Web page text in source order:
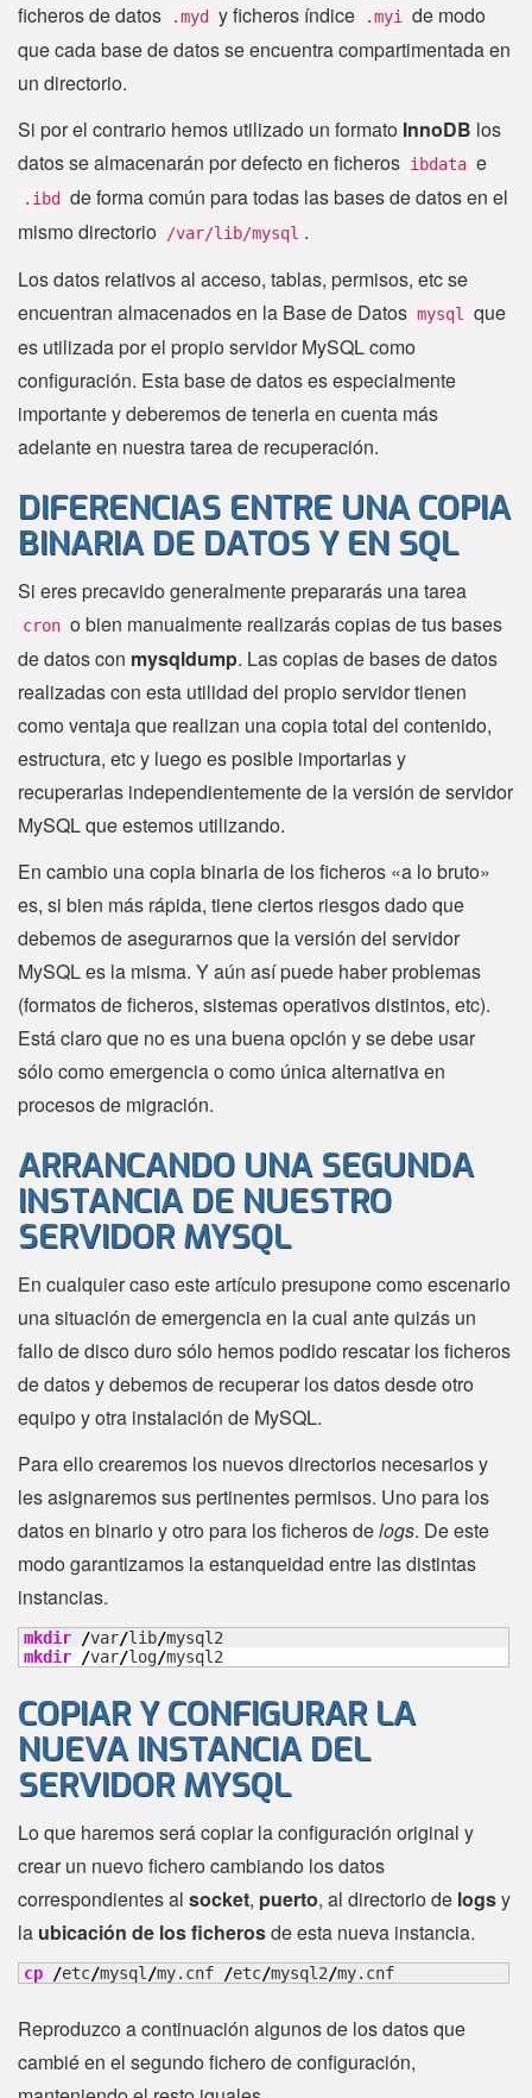
ficheros de datos
.myd y ficheros índice .myi
de modo
que cada base de datos se encuentra compartimentada en
un directorio.
Si por el contrario hemos utilizado un formato InnoDB los
datos se almacenarán por defecto en ficheros ibdata e
.ibd
de forma común para todas las bases de datos en el
mismo directorio
/var/lib/mysql .
Los datos relativos al acceso, tablas, permisos, etc se
encuentran almacenados en la Base de Datos mysql
que
es utilizada por el propio servidor MySQL como
configuración. Esta base de datos es especialmente
importante y deberemos de tenerla en cuenta más
adelante en nuestra tarea de recuperación.
DIFERENCIAS ENTRE UNA COPIA
BINARIA DE DATOS Y EN SQL
Si eres precavido generalmente prepararás una tarea
cron o bien manualmente realizarás copias de tus bases
de datos con mysqldump. Las copias de bases de datos
realizadas con esta utilidad del propio servidor tienen
como ventaja que realizan una copia total del contenido,
estructura, etc y luego es posible importarlas y
recuperarlas independientemente de la versión de servidor
MySQL que estemos utilizando.
En cambio una copia binaria de los ficheros «a lo bruto»
es, si bien más rápida, tiene ciertos riesgos dado que
debemos de asegurarnos que la versión del servidor
MySQL es la misma. Y aún así puede haber problemas
(formatos de ficheros, sistemas operativos distintos, etc).
Está claro que no es una buena opción y se debe usar
sólo como emergencia o como única alternativa en
procesos de migración.
ARRANCANDO UNA SEGUNDA
INSTANCIA DE NUESTRO
SERVIDOR MYSQL
En cualquier caso este artículo presupone como escenario
una situación de emergencia en la cual ante quizás un
fallo de disco duro sólo hemos podido rescatar los ficheros
de datos y debemos de recuperar los datos desde otro
equipo y otra instalación de MySQL.
Para ello crearemos los nuevos directorios necesarios y
les asignaremos sus pertinentes permisos. Uno para los
datos en binario y otro para los ficheros delogs. De este
modo garantizamos la estanqueidad entre las distintas
instancias.
mkdir /var/lib/
mkdir
/var/log/mysql2
COPIAR Y CONFIGURAR LA
NUEVA INSTANCIA DEL
SERVIDOR MYSQL
Lo que haremos será copiar la configuración original y
crear un nuevo fichero cambiando los datos
correspondientes al socket, puerto, al directorio de logsy
la ubicación de los ficherosde esta nueva instancia.
cp /etc/mysql /my.cnf /etc/mysql2/my.cnf
Reproduzco a continuación algunos de los datos que
cambié en el segundo fichero de configuración,